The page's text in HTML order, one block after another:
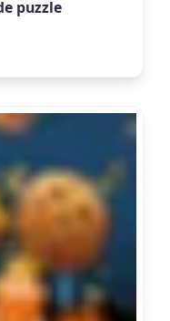
puzzle